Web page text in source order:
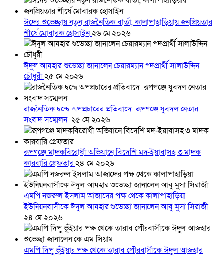
ঈদের শুভেচ্ছায় নতুন রাজনৈতিক বার্তা, কালাপাহাড়িয়ায় জনপ্রিয়তার
শীর্ষে মোবারক হোসাইন২৬ মে ২০২৬
ঈদুল আযহার শুভেচ্ছা জানালেন চেয়ারম্যান পদপ্রার্থী সালাউদ্দিন
চৌধুরী২৫ মে ২০২৬
রাজনৈতিক দ্বন্দ্বে অপপ্রচারের প্রতিবাদে ‎রূপগঞ্জে যুবদল নেতার
সংবাদ সম্মেলন ‎ ২৫ মে ২০২৬
রূপগঞ্জে মাদকবিরোধী অভিযানে বিদেশি মদ-ইয়াবাসহ ৩ মাদক
কারবারি গ্রেফতার২৪ মে ২০২৬
এমপি নজরুল ইসলাম আজাদের পক্ষ থেকে কালাপাহাড়িয়া
ইউনিয়নবাসীকে ঈদুল আযহার শুভেচ্ছা জানালেন আবু মুসা সিরাজী
২৪ মে ২০২৬
এমপি দিপু ভূঁইয়ার পক্ষ থেকে তারাব পৌরবাসীকে ঈদুল আজহার